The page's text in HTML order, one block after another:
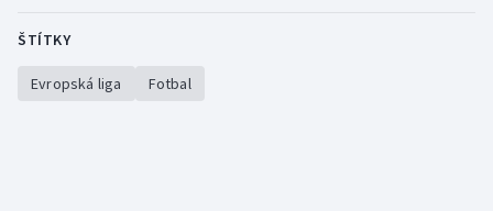
ŠTÍTKY
Evropská liga Fotbal